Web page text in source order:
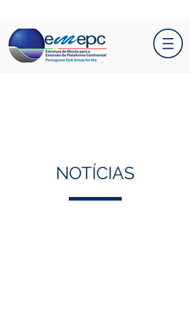
NOTÍCIAS